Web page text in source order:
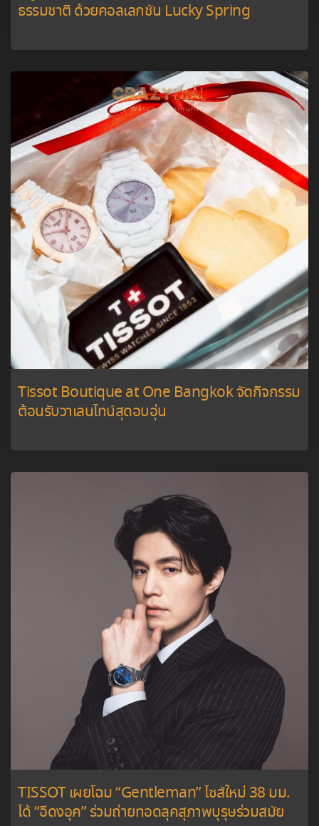
ธรรมชาติ ด้วยคอลเลกชัน Lucky Spring
Tissot Boutique at One Bangkok จัดกิจกรรม
ต้อนรับวาเลนไทน์สุดอบอุ่น
TISSOT เผยโฉม “Gentleman” ไซส์ใหม่ 38 มม.
ได้ “อีดงอุค” ร่วมถ่ายทอดลุคสุภาพบุรุษร่วมสมัย